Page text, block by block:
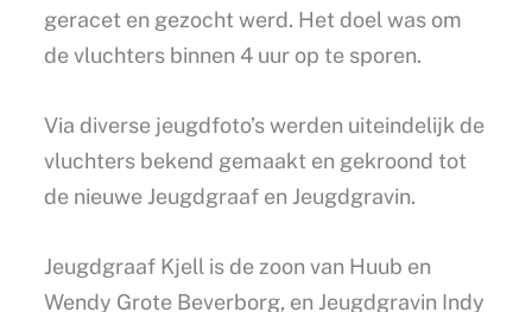
geracet en gezocht werd. Het doel was om
de vluchters binnen 4 uur op te sporen.
Via diverse jeugdfoto’s werden uiteindelijk de
vluchters bekend gemaakt en gekroond tot
de nieuwe Jeugdgraaf en Jeugdgravin.
Jeugdgraaf Kjell is de zoon van Huub en
Wendy Grote Beverborg, en Jeugdgravin Indy